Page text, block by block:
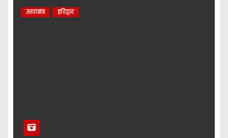
उत्तराखंड हरिद्वार